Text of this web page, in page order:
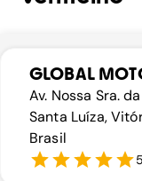
GLOBAL
Av. Nossa Sra.
Santa Luíza,
Brasil
5